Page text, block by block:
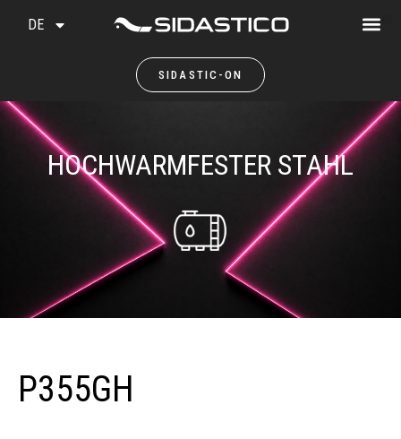
SIDASTIC-ON
DE
HOCHWARMFESTER STAHL
P355GH